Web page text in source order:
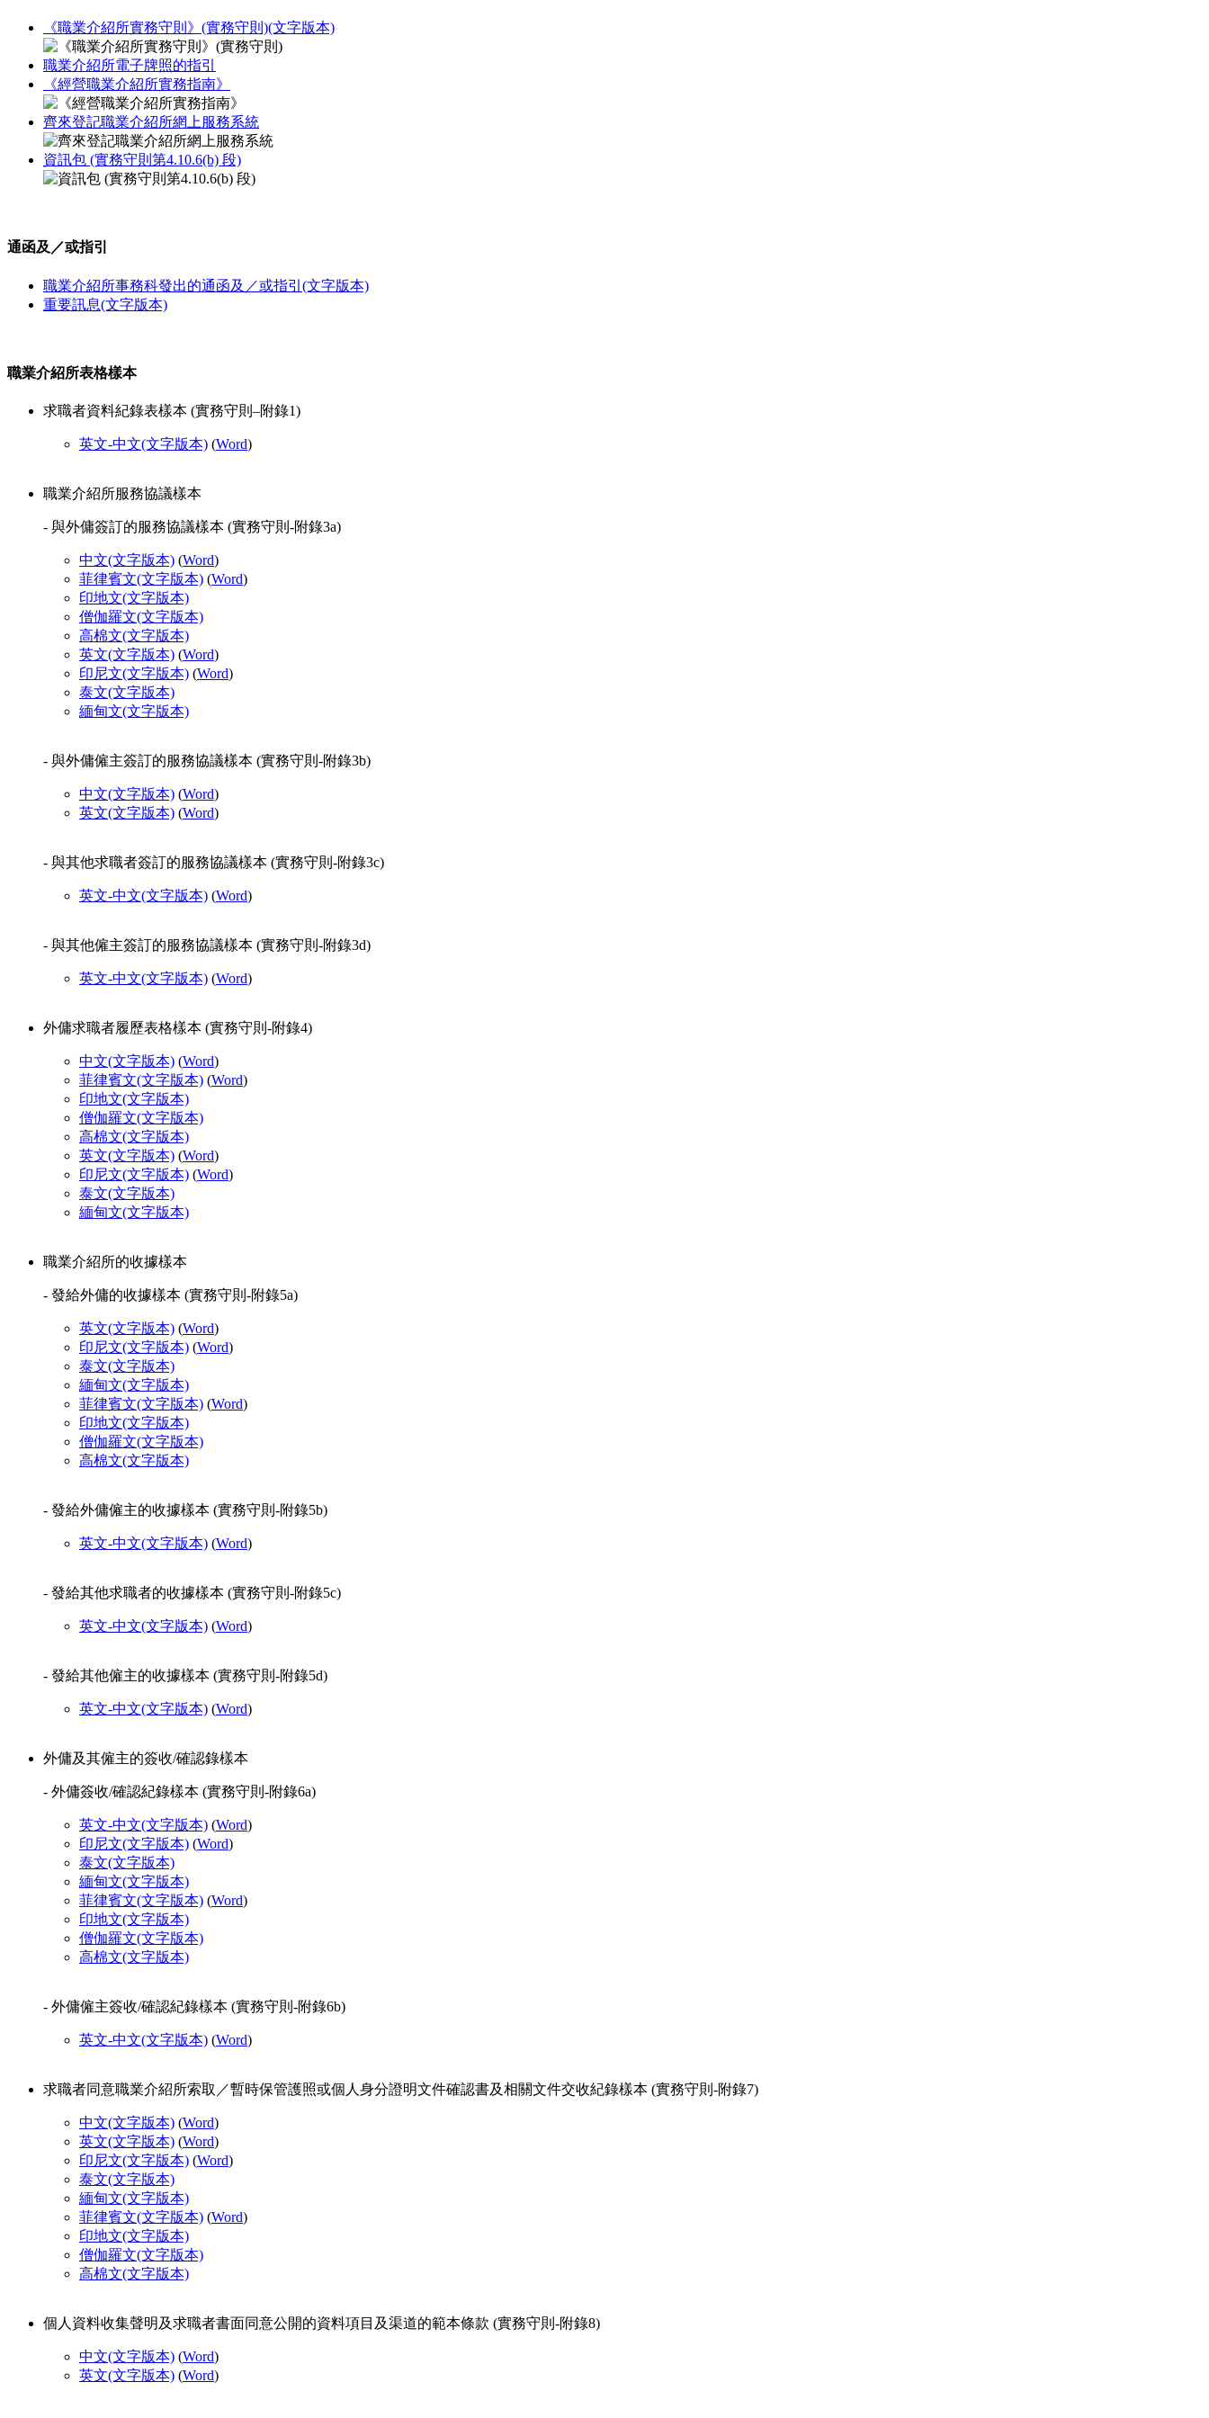
《職業介紹所實務守則》(實務守則)(文字版本)
職業介紹所電子牌照的指引
《經營職業介紹所實務指南》
齊來登記職業介紹所網上服務系統
資訊包 (實務守則第4.10.6(b) 段)
通函及／或指引
職業介紹所事務科發出的通函及／或指引 (文字版本)
重要訊息(文字版本)
職業介紹所表格樣本
求職者資料紀錄表樣本 (實務守則–附錄1)
英文-中文(文字版本) (Word)
職業介紹所服務協議樣本
- 與外傭簽訂的服務協議樣本 (實務守則-附錄3a)
中文(文字版本) (Word)
菲律賓文(文字版本) (Word)
印地文(文字版本)
僧伽羅文(文字版本)
高棉文(文字版本)
英文(文字版本) (Word)
印尼文(文字版本) (Word)
泰文(文字版本)
緬甸文(文字版本)
- 與外傭僱主簽訂的服務協議樣本 (實務守則-附錄3b)
中文(文字版本) (Word)
英文(文字版本) (Word)
- 與其他求職者簽訂的服務協議樣本 (實務守則-附錄3c)
英文-中文(文字版本) (Word)
- 與其他僱主簽訂的服務協議樣本 (實務守則-附錄3d)
英文-中文(文字版本) (Word)
外傭求職者履歷表格樣本 (實務守則-附錄4)
中文(文字版本) (Word)
菲律賓文(文字版本) (Word)
印地文(文字版本)
僧伽羅文(文字版本)
高棉文(文字版本)
英文(文字版本) (Word)
印尼文(文字版本) (Word)
泰文(文字版本)
緬甸文(文字版本)
職業介紹所的收據樣本
- 發給外傭的收據樣本 (實務守則-附錄5a)
英文(文字版本) (Word)
印尼文(文字版本) (Word)
泰文(文字版本)
緬甸文(文字版本)
菲律賓文(文字版本) (Word)
印地文(文字版本)
僧伽羅文(文字版本)
高棉文(文字版本)
- 發給外傭僱主的收據樣本 (實務守則-附錄5b)
英文-中文(文字版本) (Word)
- 發給其他求職者的收據樣本 (實務守則-附錄5c)
英文-中文(文字版本) (Word)
- 發給其他僱主的收據樣本 (實務守則-附錄5d)
英文-中文(文字版本) (Word)
外傭及其僱主的簽收/確認錄樣本
- 外傭簽收/確認紀錄樣本 (實務守則-附錄6a)
英文-中文(文字版本) (Word)
印尼文(文字版本) (Word)
泰文(文字版本)
緬甸文(文字版本)
菲律賓文(文字版本) (Word)
印地文(文字版本)
僧伽羅文(文字版本)
高棉文(文字版本)
- 外傭僱主簽收/確認紀錄樣本 (實務守則-附錄6b)
英文-中文(文字版本) (Word)
求職者同意職業介紹所索取／暫時保管護照或個人身分證明文件確認書及相關文件交收紀錄樣本 (實務守則-附錄7)
中文(文字版本) (Word)
英文(文字版本) (Word)
印尼文(文字版本) (Word)
泰文(文字版本)
緬甸文(文字版本)
菲律賓文(文字版本) (Word)
印地文(文字版本)
僧伽羅文(文字版本)
高棉文(文字版本)
個人資料收集聲明及求職者書面同意公開的資料項目及渠道的範本條款 (實務守則-附錄8)
中文(文字版本) (Word)
英文(文字版本) (Word)